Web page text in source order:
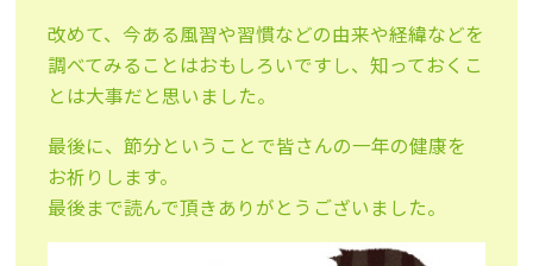
改めて、今ある風習や習慣などの由来や経緯などを
調べてみることはおもしろいですし、知っておくこ
とは大事だと思いました。
最後に、節分ということで皆さんの一年の健康を
お祈りします。
最後まで読んで頂きありがとうございました。